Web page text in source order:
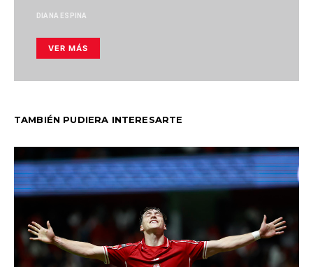
DIANA ESPINA
VER MÁS
TAMBIÉN PUDIERA INTERESARTE